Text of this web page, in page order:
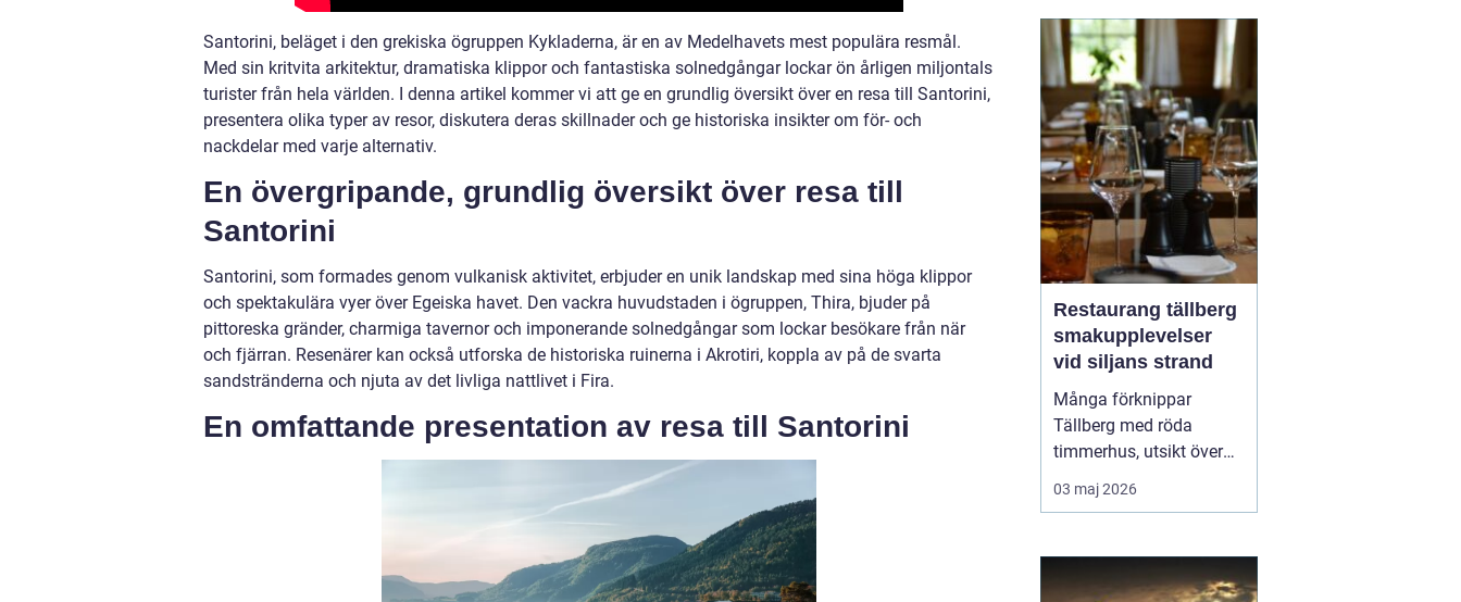
Santorini, beläget i den grekiska ögruppen Kykladerna, är en av Medelhavets mest populära resmål.
Med sin kritvita arkitektur, dramatiska klippor och fantastiska solnedgångar lockar ön årligen miljontals
turister från hela världen. I denna artikel kommer vi att ge en grundlig översikt över en resa till Santorini,
presentera olika typer av resor, diskutera deras skillnader och ge historiska insikter om för- och
nackdelar med varje alternativ.
En övergripande, grundlig översikt över resa till
Santorini
Santorini, som formades genom vulkanisk aktivitet, erbjuder en unik landskap med sina höga klippor
och spektakulära vyer över Egeiska havet. Den vackra huvudstaden i ögruppen, Thira, bjuder på
pittoreska gränder, charmiga tavernor och imponerande solnedgångar som lockar besökare från när
och fjärran. Resenärer kan också utforska de historiska ruinerna i Akrotiri, koppla av på de svarta
sandstränderna och njuta av det livliga nattlivet i Fira.
En omfattande presentation av resa till Santorini
heliga platser och
myllrande städer, mellan
snöklädda bergstoppar
och tropiska stränder.
Med en erfaren res...
Restaurang tällberg
smakupplevelser
vid siljans strand
Många förknippar
Tällberg med röda
timmerhus, utsikt över
Siljan och klassiska
dalatraditioner. Men byn
matdestination. Här
möts resenärer som vill
03 maj 2026